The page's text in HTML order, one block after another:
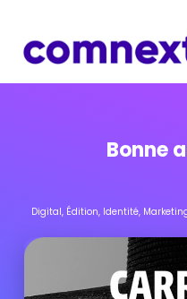
Bonne
Digital, Édition, Identité,